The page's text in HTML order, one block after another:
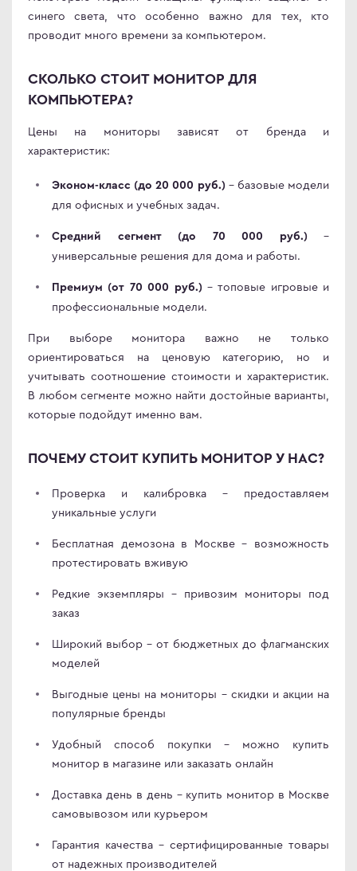
синего света, что особенно важно для тех, кто
проводит много времени за компьютером.
СКОЛЬКО СТОИТ МОНИТОР ДЛЯ
КОМПЬЮТЕРА?
Цены на мониторы зависят от бренда и
характеристик:
Эконом-класс (до 20 000 руб.)– базовые модели
для офисных и учебных задач.
Средний сегмент (до 70 000 руб.)–
универсальные решения для дома и работы.
Премиум (от 70 000 руб.)– топовые игровые и
профессиональные модели.
При выборе монитора важно не только
ориентироваться на ценовую категорию, но и
учитывать соотношение стоимости и характеристик.
В любом сегменте можно найти достойные варианты,
которые подойдут именно вам.
ПОЧЕМУ СТОИТ КУПИТЬ МОНИТОР У НАС?
Проверка и калибровка – предоставляем
уникальные услуги
Бесплатная демозона в Москве – возможность
протестировать вживую
Редкие экземпляры – привозим мониторы под
заказ
Широкий выбор – от бюджетных до флагманских
моделей
Выгодные цены на мониторы – скидки и акции на
популярные бренды
Удобный способ покупки – можно купить
монитор в магазине или заказать онлайн
Доставка день в день – купить монитор в Москве
самовывозом или курьером
Гарантия качества – сертифицированные товары
от надежных производителей